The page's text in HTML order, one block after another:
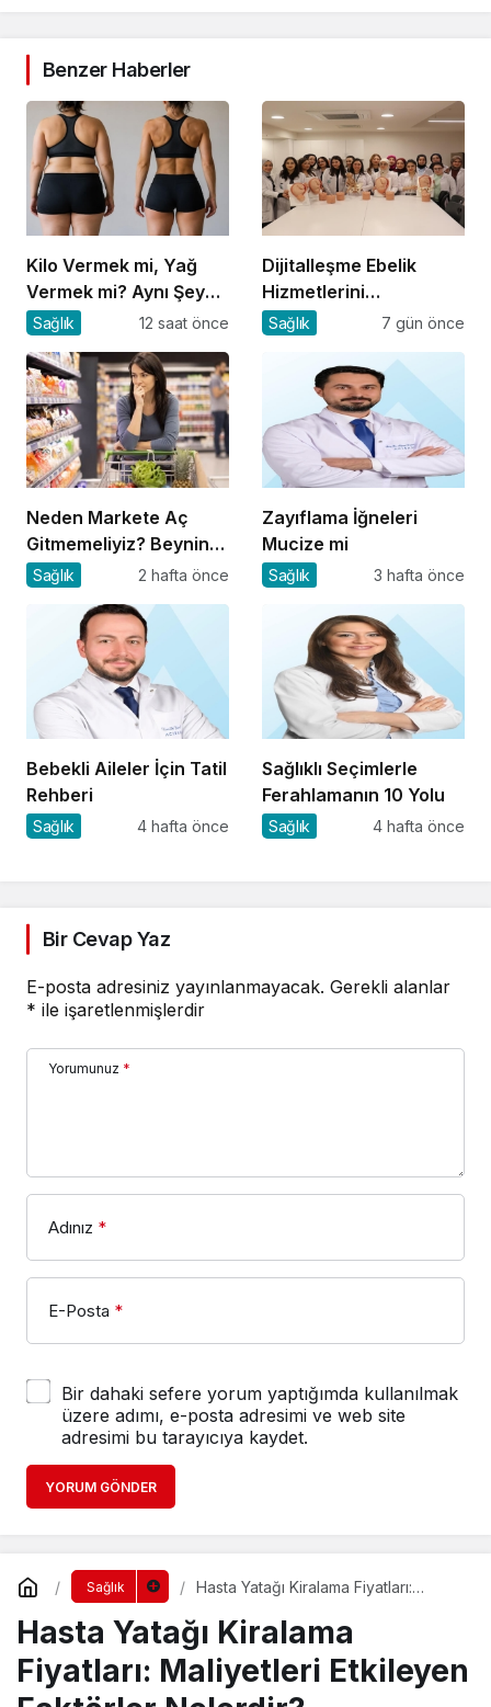
Benzer Haberler
Kilo Vermek mi, Yağ
Vermek mi? Aynı Şey
Sanıyoruz Ama Değil!
Sağlık 12 saat önce
Dijitalleşme Ebelik
Hizmetlerini
Dönüştürüyor
Sağlık 7 gün önce
Neden Markete Aç
Gitmemeliyiz? Beynin
Satın Alma Psikolojisi
Sağlık 2 hafta önce
Zayıflama İğneleri
Mucize mi
Sağlık 3 hafta önce
Bebekli Aileler İçin Tatil
Rehberi
Sağlık 4 hafta önce
Sağlıklı Seçimlerle
Ferahlamanın 10 Yolu
Sağlık 4 hafta önce
Bir Cevap Yaz
E-posta adresiniz yayınlanmayacak. Gerekli alanlar
* ile işaretlenmişlerdir
Yorumunuz *
Adınız *
E-Posta *
Bir dahaki sefere yorum yaptığımda kullanılmak
üzere adımı, e-posta adresimi ve web site
adresimi bu tarayıcıya kaydet.
YORUM GÖNDER
Sağlık
Hasta Yatağı Kiralama Fiyatları:
Nelerdir?
Hasta Yatağı Kiralama
Fiyatları: Maliyetleri Etkileyen